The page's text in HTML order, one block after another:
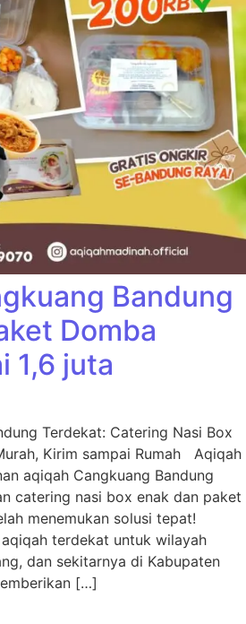
Bandung
Domba
1,6 juta
Terdekat: Catering Nasi Box
Kirim sampai Rumah Aqiqah
aqiqah Cangkuang Bandung
catering nasi box enak dan paket
menemukan solusi tepat!
terdekat untuk wilayah
dan sekitarnya di Kabupaten
[…]